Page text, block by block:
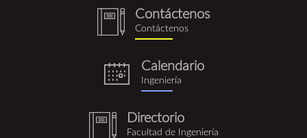
notebook
(1).png
Contáctenos
Contáctenos
eventos.png
Calendario
Ingeniería
notebookDirectorio
Facultad de Ingeniería